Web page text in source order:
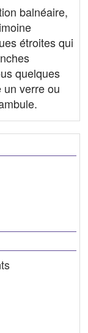
balnéaire,
étroites qui
quelques
un verre ou